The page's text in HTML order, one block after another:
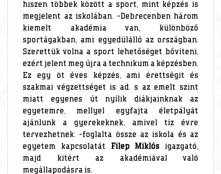
hiszen többek között a sport, mint képzés is
megjelent az iskolában. -Debrecenben három
kiemelt akadémia van, különböző
sportágakban, ami egyedülálló az országban.
Szerettük volna a sport lehetőséget bővíteni,
ezért jelent meg újra a technikum a képzésben.
Ez egy öt éves képzés, ami érettségit és
szakmai végzettséget is ad. s az emelt szint
miatt egyenes út nyílik diákjainknak az
egyetemre, mellyel egyfajta életpályát
ajánlunk a gyerekeknek, amivel tíz évre
tervezhetnek. -foglalta össze az iskola és az
egyetem kapcsolatát Filep Miklós igazgató,
majd kitért az akadémiával való
megállapodásra is.